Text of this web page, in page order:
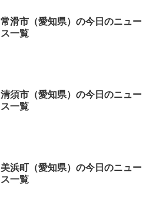
常滑市（愛知県）の今日のニュー
ス一覧
清須市（愛知県）の今日のニュー
ス一覧
美浜町（愛知県）の今日のニュー
ス一覧